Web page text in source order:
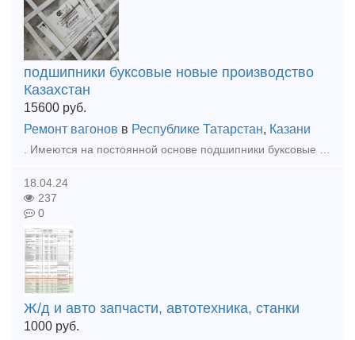
подшипники буксовые новые производство
Казахстан
15600 руб.
Ремонт вагонов в Республике Татарстан, Казани
. Имеются на постоянной основе подшипники буксовые казахстанские, парные, упаковка не вскрывается. Паспорта на месте. Цена 15600 с ндс за 1 штуку . Всегда наличии партия 1008 шт. Паспорта и фото пре
18.04.24
237
0
Ж/д и авто запчасти, автотехника, станки
1000 руб.